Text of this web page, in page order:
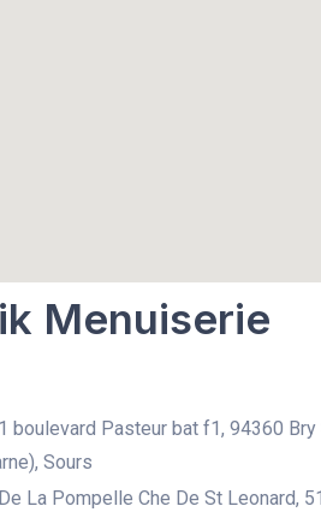
Menuiserie
boulevard Pasteur bat f1, 94360 Bry
Sours
La Pompelle Che De St Leonard,